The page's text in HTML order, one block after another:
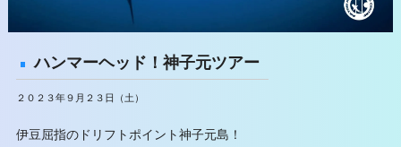
ハンマーヘッド！神子元ツアー
２０２３年９月２３日（土）
伊豆屈指のドリフトポイント神子元島！